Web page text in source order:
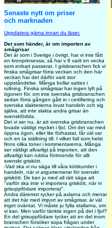
Senaste nytt om priser
och marknaden
Uppdatera gärna innan du läser.
Det som händer, är om importen av
smågrisar
Det är som i Sverige i övrigt, har vi inte fått
en kronprinsessa, så har v 8 varit en vecka
som enbart passerat. I grisbranschen fick vi
finska smågrisar förra veckan och den här
veckan har det därför varit stor
uppståndelse. Många bollar sattes i
rullning. Finska smågrisar har ingen lyft på
ögonen för, om inte svenska grisbranschen
sedan förra gången gått in i certifiering och
svenska slakterierna lovat handeln och sig
själva, att inte slakta andra grisar än
svenskfödda.
Det vi ser nu, är att svenska grisbranschen
lovade väldigt mycket i fjol. Om det var med
öppna ögon, eller lite förhastat, får väl var
och en ta ställning till. I vilket fall som helst
finns olika toner i kommentarerna. Många
ser väldigt allvarligt på importen, att den
allvarligt kan rubba förtroende för allt
svenskt griskött.
-Vad ska vi nu säga till våra köttkunder i
handeln, när vi argumenterar för svenskt
griskött. De kan ju med all rätt säga att
"varför ska inte vi importera griskött, när ni
grisuppfödare importerar".
Andra däremot rycker på axlarna och menar
att det här med import av smågrisar, är väl
inget oväntat. Vi måste ju fylla stallarna, om
vi kan. Men varför tänkte ingen på det i fjol?
En del grisuppfödare tycker att en del inom
branschen försöker sopa frågan under